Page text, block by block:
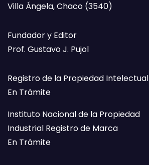
Villa Ángela, Chaco (3540)
Fundador y Editor
Prof. Gustavo J. Pujol
Registro de la Propiedad Intelectual
En Trámite
Instituto Nacional de la Propiedad
Industrial Registro de Marca
En Trámite